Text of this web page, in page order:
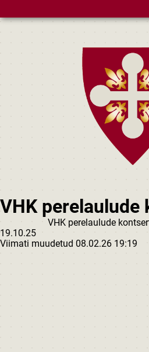
VHK perelaulude
VHK perelaulude
19.10.25
Viimati muudetud 08.02.26 19:19